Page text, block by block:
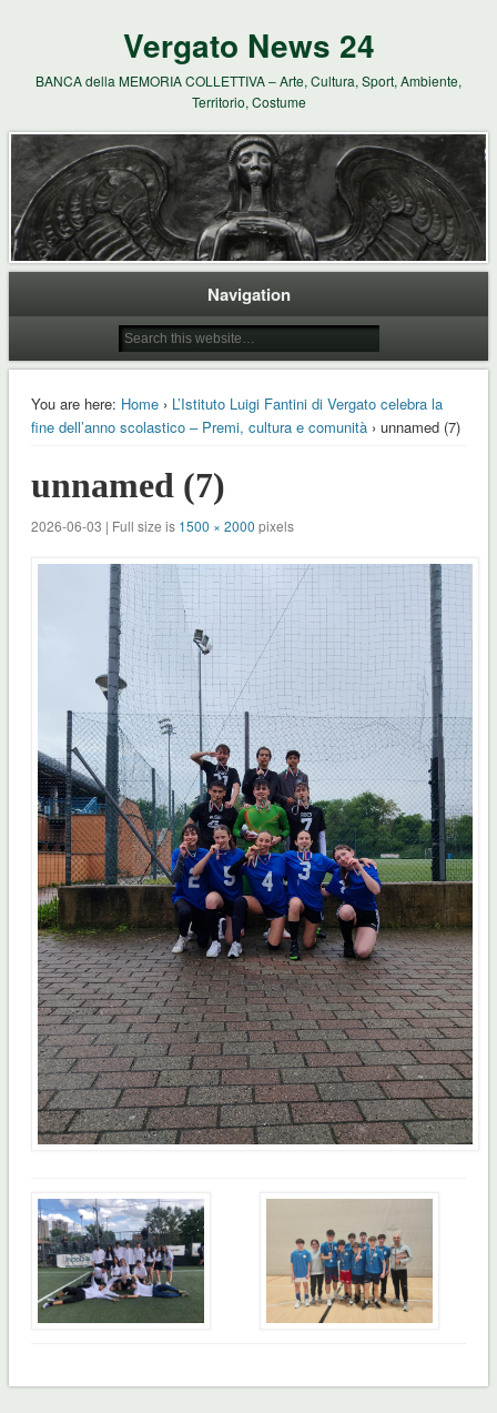
Vergato News 24
BANCA della MEMORIA COLLETTIVA – Arte, Cultura, Sport, Ambiente,
Territorio, Costume
Navigation
You are here: Home› L’Istituto Luigi Fantini di Vergato celebra la
fine dell’anno scolastico – Premi, cultura e comunità› unnamed (7)
unnamed (7)
2026-06-03 | Full size is 1500 × 2000 pixels